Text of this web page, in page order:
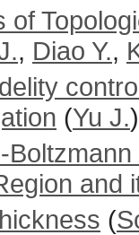
of
, Diao Y.,
(Yu J.)
and
(